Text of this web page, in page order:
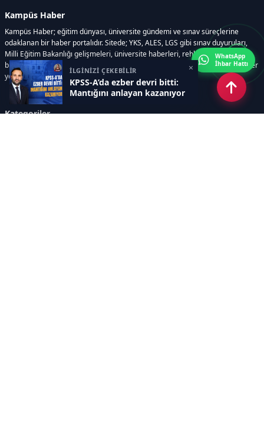
İLGİNİZİ ÇEKEBİLİR
KPSS-A’da ezber devri bitti:
Mantığını anlayan kazanıyor
×
Kampüs Haber
Kampüs Haber; eğitim dünyası, üniversite gündemi ve sınav süreçlerine
odaklanan bir haber portalıdır. Sitede; YKS, ALES, LGS gibi sınav duyuruları,
Milli Eğitim Bakanlığı gelişmeleri, üniversite haberleri, rehberlik içerikleri,
bilim ve teknoloji alanındaki yenilikler ile öğrenci yaşamına dair güncel bilgiler
yer alır.
Kategoriler
WhatsApp
İhbar Hattı